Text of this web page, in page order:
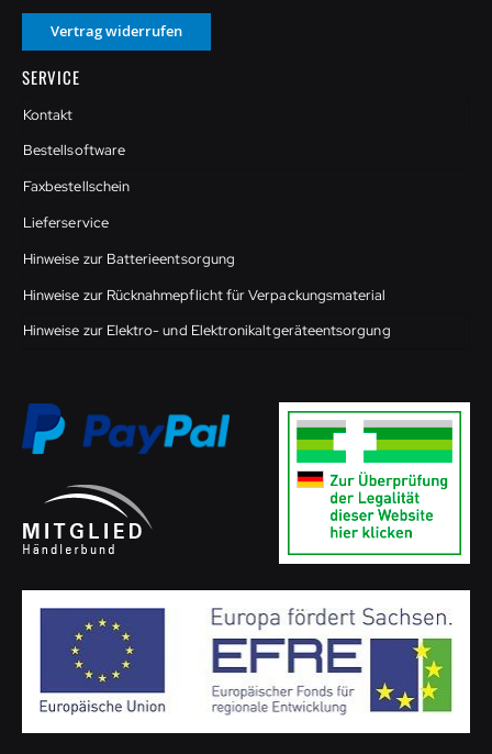
Vertrag widerrufen
SERVICE
Kontakt
Bestellsoftware
Faxbestellschein
Lieferservice
Hinweise zur Batterieentsorgung
Hinweise zur Rücknahmepflicht für Verpackungsmaterial
Hinweise zur Elektro- und Elektronikaltgeräteentsorgung